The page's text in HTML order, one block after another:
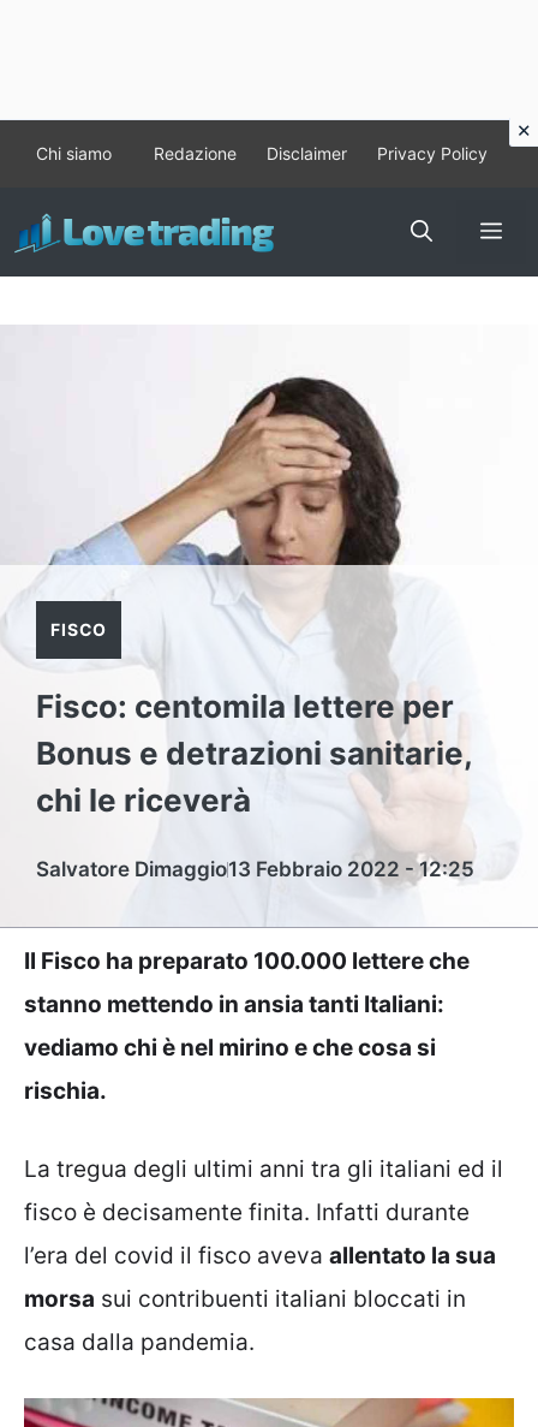
contenuto
Chi siamo Redazione Disclaimer Privacy Policy
FISCO
Fisco: centomila lettere per
Bonus e detrazioni sanitarie,
chi le riceverà
Salvatore Dimaggio13 Febbraio 2022 - 12:25
Il Fisco ha preparato 100.000 lettere che
stanno mettendo in ansia tanti Italiani:
vediamo chi è nel mirino e che cosa si
rischia.
La tregua degli ultimi anni tra gli italiani ed il
fisco è decisamente finita. Infatti durante
l’era del covid il fisco aveva allentato la sua
morsa sui contribuenti italiani bloccati in
casa dalla pandemia.